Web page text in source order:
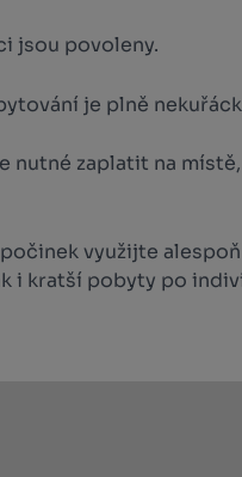
jsou povoleny.
je plně
nutné zaplatit na
využijte
i kratší pobyty po